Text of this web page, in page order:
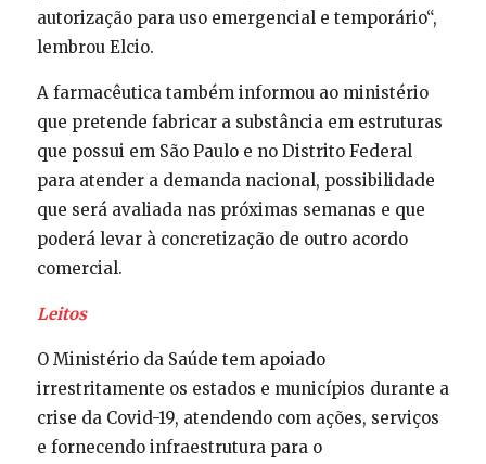
autorização para uso emergencial e temporário“,
lembrou Elcio.
A farmacêutica também informou ao ministério
que pretende fabricar a substância em estruturas
que possui em São Paulo e no Distrito Federal
para atender a demanda nacional, possibilidade
que será avaliada nas próximas semanas e que
poderá levar à concretização de outro acordo
comercial.
Leitos
O Ministério da Saúde tem apoiado
irrestritamente os estados e municípios durante a
crise da Covid-19, atendendo com ações, serviços
e fornecendo infraestrutura para o